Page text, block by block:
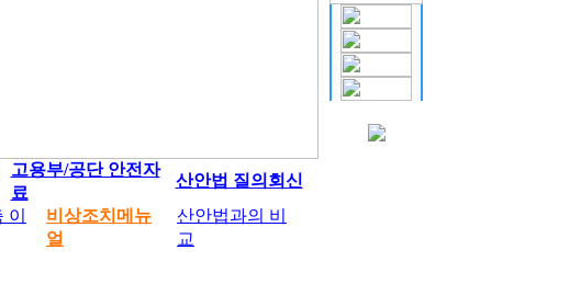
고용부/공단 안전자
료
산안법 질의회신
비상조치메뉴
얼
산안법과의 비
교